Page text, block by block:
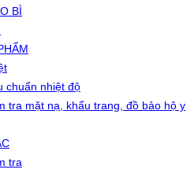
BÌ
chuẩn nhiệt độ
tra mặt nạ, khẩu trang, đồ bảo hộ y
tra